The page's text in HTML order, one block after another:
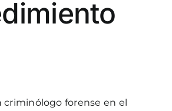
criminólogo forense en el